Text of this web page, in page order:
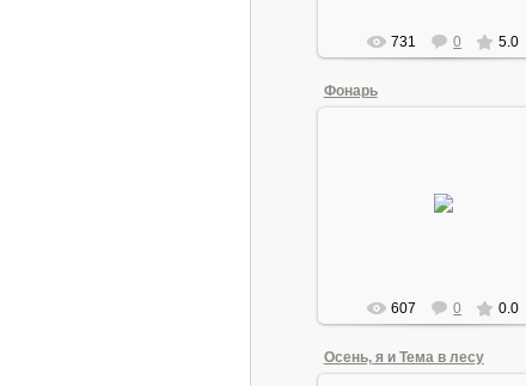
731 0 5.0
Фонарь
Фонарь светодиодный 4 Вт
607 0 0.0
Осень, я и Тема в лесу